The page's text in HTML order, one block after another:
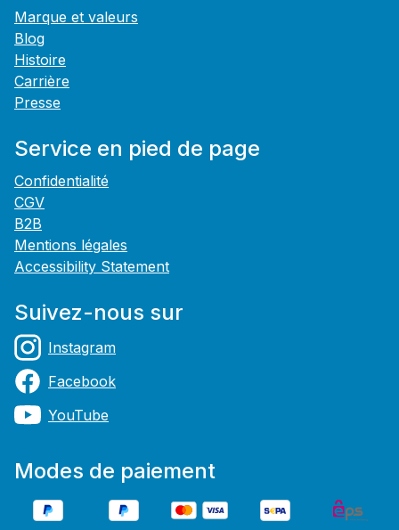
Marque et valeurs
Blog
Histoire
Carrière
Presse
Service en pied de page
Confidentialité
CGV
B2B
Mentions légales
Accessibility Statement
Suivez-nous sur
Instagram
Facebook
YouTube
Modes de paiement